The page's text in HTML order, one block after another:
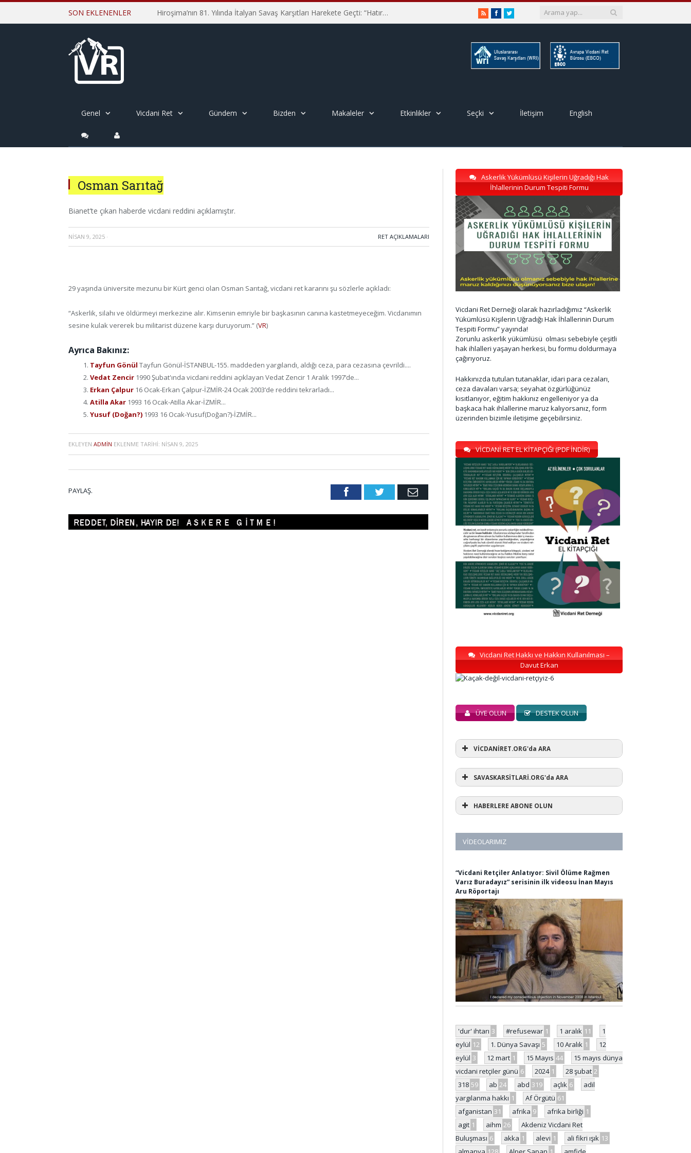
SON EKLENENLER Hiroşima’nın 81. Yılında İtalyan Savaş Karşıtları Harekete Geçti: “Hatırlamak yeterli değil” RSSFacebookTwitter
Genel Vicdani Ret Gündem Bizden Makaleler Etkinlikler Seçki İletişim English
Osman Sarıtağ
Bianet’te çıkan haberde vicdani reddini açıklamıştır.
NISAN 9, 2025 · RET AÇIKLAMALARI
29 yaşında üniversite mezunu bir Kürt genci olan Osman Sarıtağ, vicdani ret kararını şu sözlerle açıkladı:
“Askerlik, silahı ve öldürmeyi merkezine alır. Kimsenin emriyle bir başkasının canına kastetmeyeceğim. Vicdanımın
sesine kulak vererek bu militarist düzene karşı duruyorum.” (VR)
Ayrıca Bakınız:
Tayfun Gönül Tayfun Gönül-İSTANBUL-155. maddeden yargılandı, aldığı ceza, para cezasına çevrildi....
Vedat Zencir 1990 Şubat'ında vicdani reddini açıklayan Vedat Zencir 1 Aralık 1997’de...
Erkan Çalpur 16 Ocak-Erkan Çalpur-İZMİR-24 Ocak 2003’de reddini tekrarladı...
Atilla Akar 1993 16 Ocak-Atilla Akar-İZMİR...
Yusuf (Doğan?) 1993 16 Ocak-Yusuf(Doğan?)-İZMİR...
EKLEYEN ADMIN EKLENME TARIHI: NISAN 9, 2025
PAYLAŞ. FacebookTwitter Email
Askerlik Yükümlüsü Kişilerin Uğradığı Hak
İhlallerinin Durum Tespiti Formu
Vicdani Ret Derneği olarak hazırladığımız “Askerlik
Yükümlüsü Kişilerin Uğradığı Hak İhlallerinin Durum
Tespiti Formu” yayında!
Zorunlu askerlik yükümlüsü olması sebebiyle çeşitli
hak ihlalleri yaşayan herkesi, bu formu doldurmaya
çağırıyoruz.
Hakkınızda tutulan tutanaklar, idari para cezaları,
ceza davaları varsa; seyahat özgürlüğünüz
kısıtlanıyor, eğitim hakkınız engelleniyor ya da
başkaca hak ihlallerine maruz kalıyorsanız, form
üzerinden bizimle iletişime geçebilirsiniz.
VİCDANİ RET EL KİTAPÇIĞI (PDF İNDİR)
Vicdani Ret Hakkı ve Hakkın Kullanılması –
Davut Erkan
ÜYE OLUN DESTEK OLUN
VİCDANİRET.ORG'da ARA
SAVASKARSİTLARİ.ORG'da ARA
HABERLERE ABONE OLUN
VIDEOLARIMIZ
“Vicdani Retçiler Anlatıyor: Sivil Ölüme Rağmen
Varız Buradayız” serisinin ilk videosu İnan Mayıs
Aru Röportajı
'dur' ihtarı 3 #refusewar 1 1 aralık 11
1
eylül 12 1. Dünya Savaşı 5 10 Aralık 1
12
eylül 3 12 mart 1 15 Mayıs 44
15 mayıs dünya
vicdani retçiler günü 6 2024 1 28 şubat 2
318 59 ab 24 abd 319 açlık 6
adil
yargılanma hakkı 1 Af Örgütü 61
afganistan 31 afrika 9 afrika birliği 1
agit 1 aihm 26
Akdeniz Vicdani Ret
Buluşması 6 akka 1 alevi 1 ali fikri ışık 13